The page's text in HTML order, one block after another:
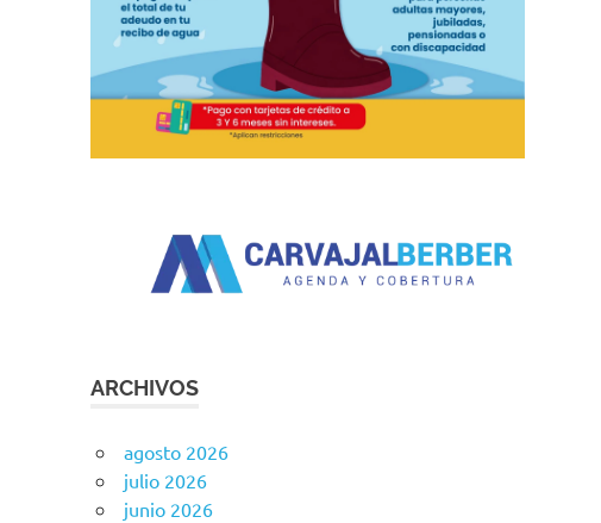
ARCHIVOS
agosto 2026
julio 2026
junio 2026